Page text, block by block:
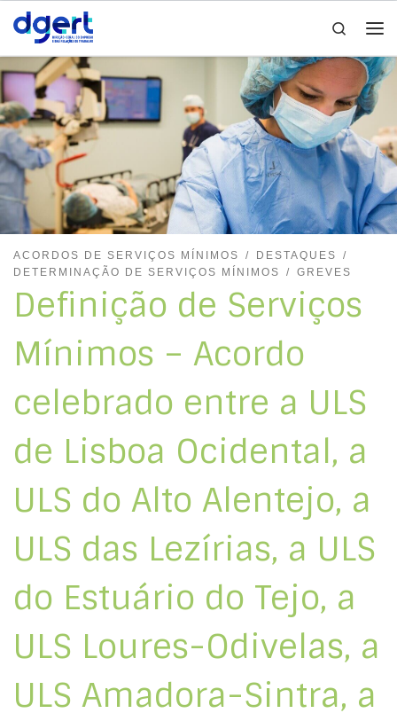
Skip to content
Search
ACORDOS DE SERVIÇOS MÍNIMOS
DESTAQUES
DETERMINAÇÃO DE SERVIÇOS MÍNIMOS
GREVES
Definição de Serviços
Mínimos – Acordo
celebrado entre a ULS
de Lisboa Ocidental, a
ULS do Alto Alentejo, a
ULS das Lezírias, a ULS
do Estuário do Tejo, a
ULS Loures-Odivelas, a
ULS Amadora-Sintra, a